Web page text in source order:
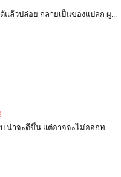
ล้วปล่อย กลายเป็นของแปลก ผู...
บ น่าจะดีขึ้น แต่อาจจะไม่ออกท...